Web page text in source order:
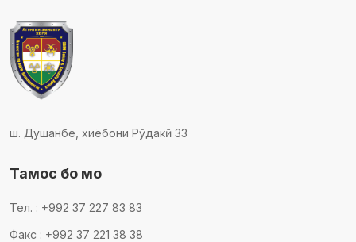
ш. Душанбе, хиёбони Рӯдакӣ 33
Тамос бо мо
Тел. : +992 37 227 83 83
Факс : +992 37 221 38 38